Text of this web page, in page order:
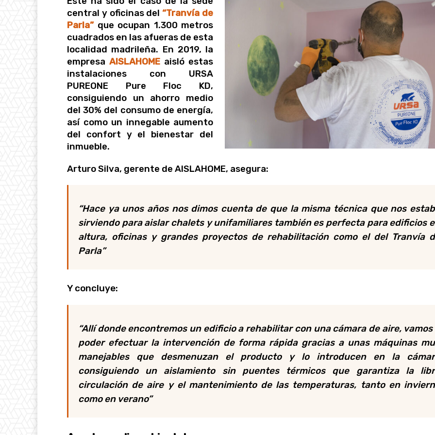
central y oficinas del“Tranvía de
Parla” que ocupan 1.300 metros
cuadrados en las afueras de esta
localidad madrileña. En 2019, la
empresa AISLAHOME aisló estas
instalaciones con URSA
PUREONE Pure Floc KD,
consiguiendo un ahorro medio
del 30% del consumo de energía,
así como un innegable aumento
del confort y el bienestar del
inmueble.
Arturo Silva, gerente de AISLAHOME, asegura:
“Hace ya unos años nos dimos cuenta de que la misma técnica que nos
sirviendo para aislar chalets y unifamiliares también es perfecta para edificios
altura, oficinas y grandes proyectos de rehabilitación como el del Tranvía
Parla”
Y concluye:
“Allí donde encontremos un edificio a rehabilitar con una cámara de aire, vamos
poder efectuar la intervención de forma rápida gracias a unas máquinas
manejables que desmenuzan el producto y lo introducen en la
consiguiendo un aislamiento sin puentes térmicos que garantiza la
circulación de aire y el mantenimiento de las temperaturas, tanto en
como en verano”